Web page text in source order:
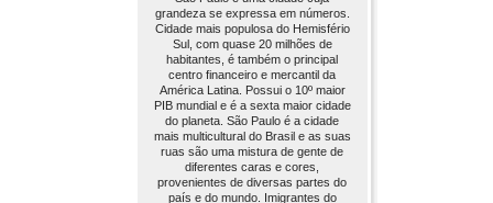
grandeza se expressa em números.
Cidade mais populosa do Hemisfério
Sul, com quase 20 milhões de
habitantes, é também o principal
centro financeiro e mercantil da
América Latina. Possui o 10º maior
PIB mundial e é a sexta maior cidade
do planeta. São Paulo é a cidade
mais multicultural do Brasil e as suas
ruas são uma mistura de gente de
diferentes caras e cores,
provenientes de diversas partes do
país e do mundo. Imigrantes do